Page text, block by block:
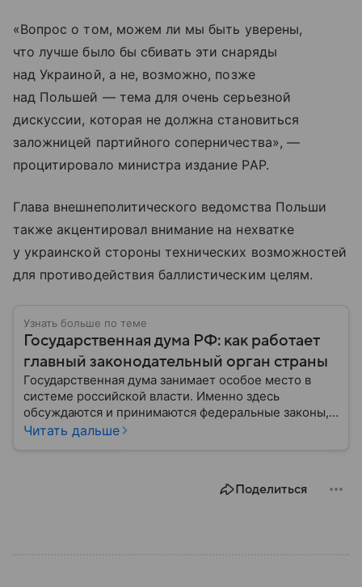
«Вопрос о том, можем ли мы быть уверены,
что лучше было бы сбивать эти снаряды
над Украиной, а не, возможно, позже
над Польшей — тема для очень серьезной
дискуссии, которая не должна становиться
заложницей партийного соперничества», —
процитировало министра издание PAP.
Глава внешнеполитического ведомства Польши
также акцентировал внимание на нехватке
у украинской стороны технических возможностей
для противодействия баллистическим целям.
Узнать больше по теме
Государственная дума РФ: как работает
главный законодательный орган страны
Государственная дума занимает особое место в
системе российской власти. Именно здесь
обсуждаются и принимаются федеральные законы,
определяющие развитие государства, экономики и
Разбираемся, как устроена Госдума, какие
Читать дальше
Поделиться